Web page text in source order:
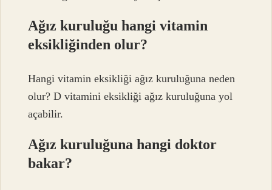
Ağız kuruluğu hangi vitamin
eksikliğinden olur?
Hangi vitamin eksikliği ağız kuruluğuna neden
olur? D vitamini eksikliği ağız kuruluğuna yol
açabilir.
Ağız kuruluğuna hangi doktor
bakar?